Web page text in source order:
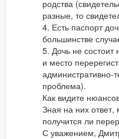
родства
разные, то
4. Есть паспорт
большинстве
5. Дочь не состоит
и место
административно-
проблема).
Как видите
Зная на них
получится ли
С уважением,